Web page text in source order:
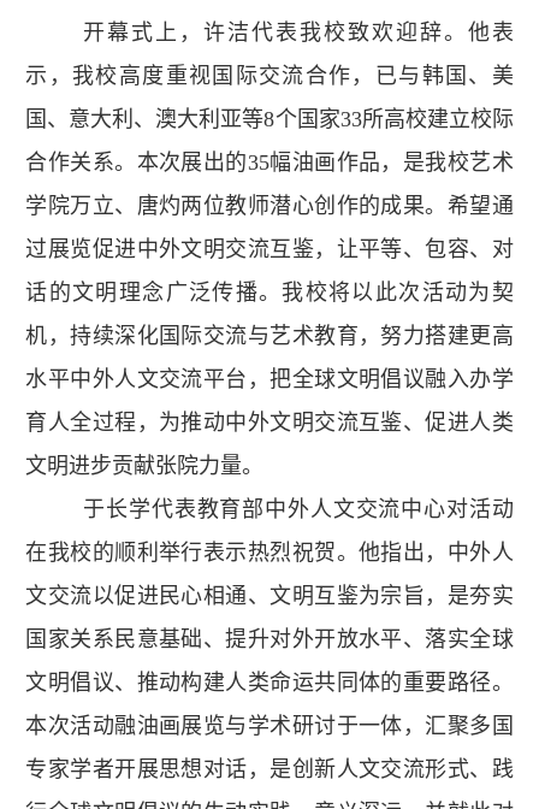
开幕式上，许洁代表我校致欢迎辞。他表
示，我校高度重视国际交流合作，已与韩国、美
国、意大利、澳大利亚等8个国家33所高校建立校际
合作关系。本次展出的35幅油画作品，是我校艺术
学院万立、唐灼两位教师潜心创作的成果。希望通
过展览促进中外文明交流互鉴，让平等、包容、对
话的文明理念广泛传播。我校将以此次活动为契
机，持续深化国际交流与艺术教育，努力搭建更高
水平中外人文交流平台，把全球文明倡议融入办学
育人全过程，为推动中外文明交流互鉴、促进人类
文明进步贡献张院力量。
于长学代表教育部中外人文交流中心对活动
在我校的顺利举行表示热烈祝贺。他指出，中外人
文交流以促进民心相通、文明互鉴为宗旨，是夯实
国家关系民意基础、提升对外开放水平、落实全球
文明倡议、推动构建人类命运共同体的重要路径。
本次活动融油画展览与学术研讨于一体，汇聚多国
专家学者开展思想对话，是创新人文交流形式、践